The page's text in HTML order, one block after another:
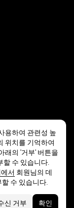
용하여 관련성 높
위치를 기억하여
래의 '거부' 버튼을
수 있습니다.
서 회원님의 데
수 있습니다.
신 거부 확인